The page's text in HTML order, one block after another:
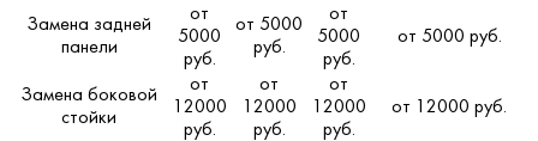
Замена задней
панели
от
5000
руб.
от 5000
руб.
от
5000
руб.
от 5000 руб.
Замена боковой
стойки
от
12000
руб.
от
12000
руб.
от
12000
руб.
от 12000 руб.